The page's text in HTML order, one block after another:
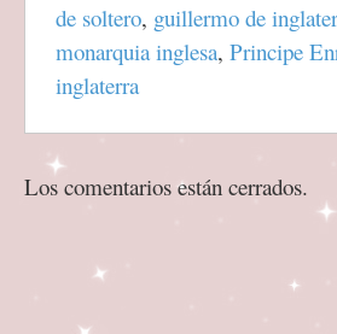
de soltero, guillermo de
monarquia inglesa, Principe
inglaterra
Los comentarios están cerrados.